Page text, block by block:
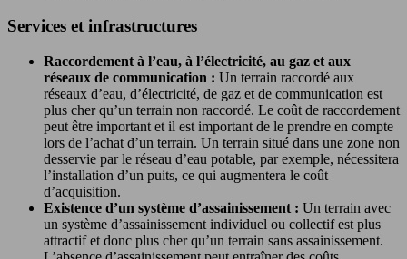
Services et infrastructures
Raccordement à l’eau, à l’électricité, au gaz et aux
réseaux de communication : Un terrain raccordé aux
réseaux d’eau, d’électricité, de gaz et de communication est
plus cher qu’un terrain non raccordé. Le coût de raccordement
peut être important et il est important de le prendre en compte
lors de l’achat d’un terrain. Un terrain situé dans une zone non
desservie par le réseau d’eau potable, par exemple, nécessitera
l’installation d’un puits, ce qui augmentera le coût
d’acquisition.
Existence d’un système d’assainissement : Un terrain avec
un système d’assainissement individuel ou collectif est plus
attractif et donc plus cher qu’un terrain sans assainissement.